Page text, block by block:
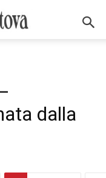
dalla